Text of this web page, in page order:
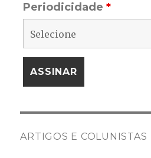
Periodicidade*
ARTIGOS E COLUNISTAS